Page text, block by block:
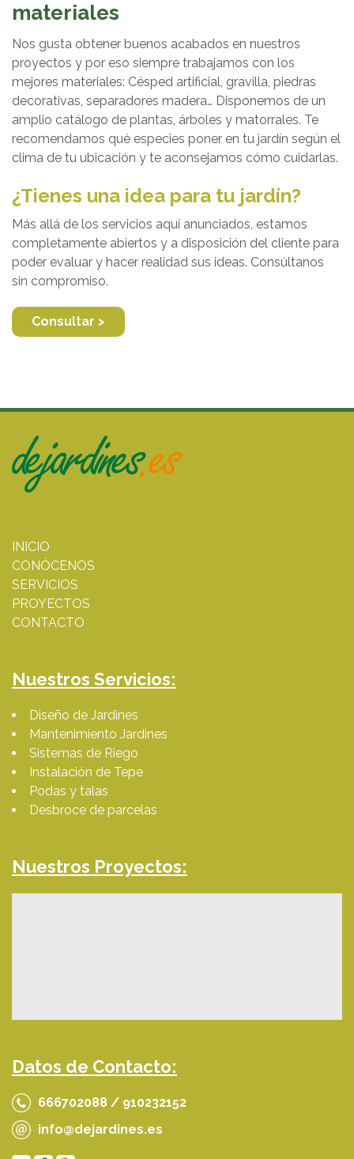
materiales
Nos gusta obtener buenos acabados en nuestros
proyectos y por eso siempre trabajamos con los
mejores materiales: Césped artificial, gravilla, piedras
decorativas, separadores madera… Disponemos de un
amplio catálogo de plantas, árboles y matorrales. Te
recomendamos qué especies poner en tu jardín según el
clima de tu ubicación y te aconsejamos cómo cuidarlas.
¿Tienes una idea para tu jardín?
Más allá de los servicios aquí anunciados, estamos
completamente abiertos y a disposición del cliente para
poder evaluar y hacer realidad sus ideas. Consúltanos
sin compromiso.
Consultar >
INICIO
CONÓCENOS
SERVICIOS
PROYECTOS
CONTACTO
Nuestros Servicios:
Diseño de Jardines
Mantenimiento Jardines
Sistemas de Riego
Instalación de Tepe
Podas y talas
Desbroce de parcelas
Nuestros Proyectos:
Datos de Contacto:
666702088 / 910232152
info@dejardines.es